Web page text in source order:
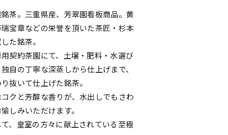
茶。三重県産、芳翠園看板商品。黄
宝章などの栄誉を頂いた茶匠・杉本
た銘茶。
契約茶園にて、土壌・肥料・水選び
自の丁寧な深蒸しから仕上げまで、
抜いて仕上げた銘茶。
クと芳醇な香りが、水出しでもさわ
しみいただけます。
、皇室の方々に献上されている至極